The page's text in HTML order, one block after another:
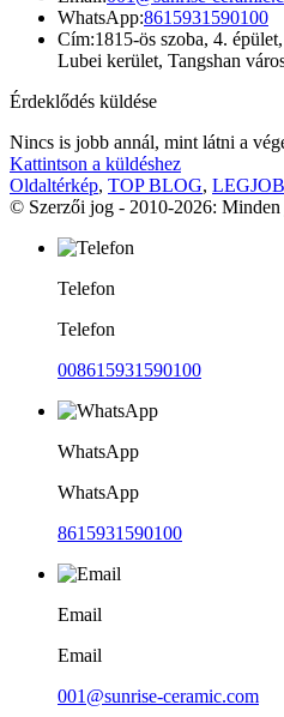
WhatsApp:8615931590100
Cím:1815-ös szoba, 4.
Lubei kerület, Tangshan
Érdeklődés küldése
Nincs is jobb annál, mint látni a
Kattintson a küldéshez
Oldaltérkép, TOP BLOG,
© Szerzői jog - 2010-2026: Minden
Telefon
Telefon
008615931590100
WhatsApp
WhatsApp
8615931590100
Email
Email
001@sunrise-ceramic.com